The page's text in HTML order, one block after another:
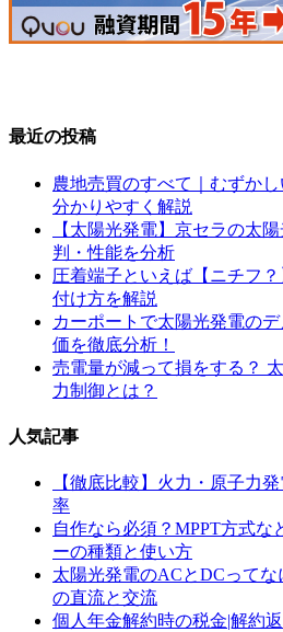
最近の投稿
農地売買のすべて｜むずか
分かりやすく解説
【太陽光発電】京セラの太
判・性能を分析
圧着端子といえば【ニチフ
付け方を解説
カーポートで太陽光発電の
価を徹底分析！
売電量が減って損をする？
力制御とは？
人気記事
【徹底比較】火力・原子力
率
自作なら必須？MPPT方式な
ーの種類と使い方
太陽光発電のACとDCって
の直流と交流
個人年金解約時の税金|解約